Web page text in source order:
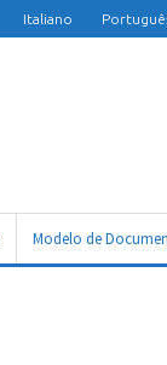
Italiano
Modelo de